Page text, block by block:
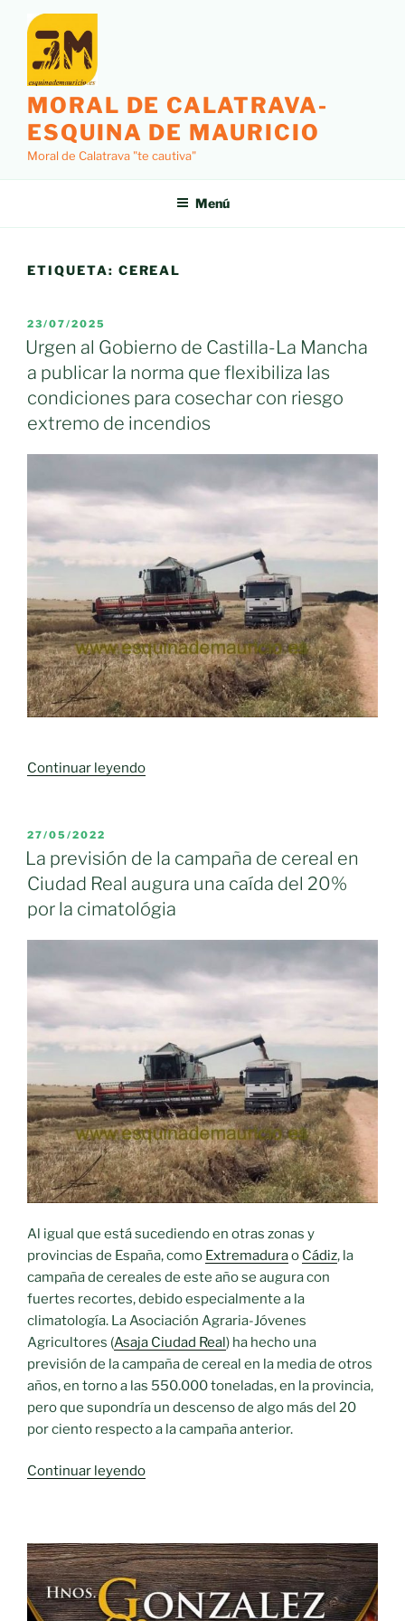
contenido
MORAL DE CALATRAVA-
ESQUINA DE MAURICIO
Moral de Calatrava "te cautiva"
Menú
ETIQUETA: CEREAL
PUBLICADO
EL
23/07/2025
Urgen al Gobierno de Castilla-La Mancha
a publicar la norma que flexibiliza las
condiciones para cosechar con riesgo
extremo de incendios
Continuar leyendo«Urgen
Castilla-
Mancha
a
publicar
norma
flexibiliza
las
condiciones
para
cosechar
con
riesgo
extremo
de
PUBLICADO
EL
27/05/2022
La previsión de la campaña de cereal en
Ciudad Real augura una caída del 20%
por la cimatológia
Al igual que está sucediendo en otras zonas y
provincias de España, como Extremadurao Cádiz, la
campaña de cereales de este año se augura con
fuertes recortes, debido especialmente a la
climatología. La Asociación Agraria-Jóvenes
Agricultores (Asaja Ciudad Real) ha hecho una
previsión de la campaña de cereal en la media de otros
años, en torno a las 550.000 toneladas, en la provincia,
pero que supondría un descenso de algo más del 20
por ciento respecto a la campaña anterior.
Continuar leyendo«La
campaña
de
cereal